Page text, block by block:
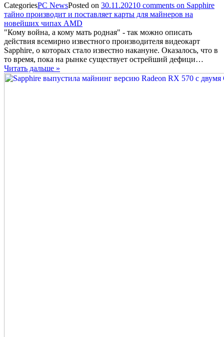
CategoriesPC NewsPosted on 30.11.20210 comments on Sapphire
тайно производит и поставляет карты для майнеров на
новейших чипах AMD
"Кому война, а кому мать родная" - так можно описать
действия всемирно известного производителя видеокарт
Sapphire, о которых стало известно накануне. Оказалось, что в
то время, пока на рынке существует острейший дефици…
Читать дальше »